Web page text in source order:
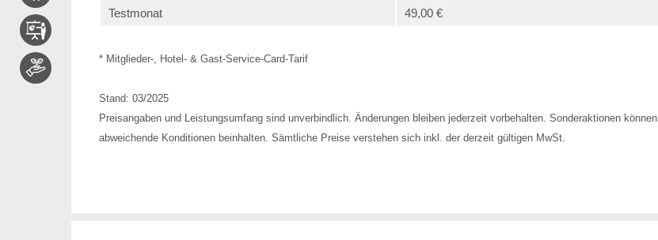
Testmonat 49,00 €
* Mitglieder-, Hotel- & Gast-Service-Card-Tarif
Stand: 03/2025
Preisangaben und Leistungsumfang sind unverbindlich. Änderungen bleiben jederzeit vorbehalten. Sonderaktionen können
abweichende Konditionen beinhalten. Sämtliche Preise verstehen sich inkl. der derzeit gültigen MwSt.